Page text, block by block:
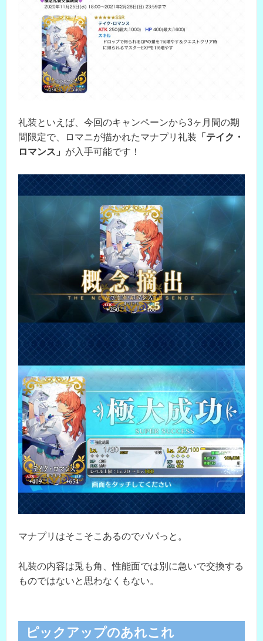
礼装といえば、今回のキャンペーンから3ヶ月間の期
間限定で、ロマニが描かれたマナプリ礼装 「テイク・
ロマンス」 が入手可能です！
マナプリはそこそこあるのでパパっと。
礼装の内容は兎も角、性能面では別に急いで交換する
ものではないと思わなくもない。
ピックアップのあれこれ